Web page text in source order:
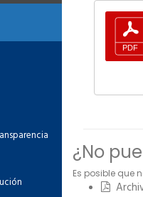
¿No
Es posible que